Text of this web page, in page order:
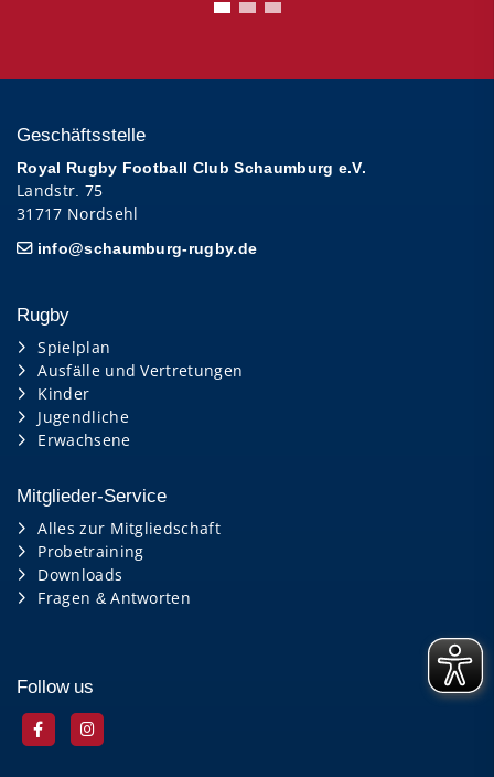
Geschäftsstelle
Royal Rugby Football Club Schaumburg e.V.
Landstr. 75
31717 Nordsehl
info@schaumburg-rugby.de
Rugby
Spielplan
Ausfälle und Vertretungen
Kinder
Jugendliche
Erwachsene
Mitglieder-Service
Alles zur Mitgliedschaft
Probetraining
Downloads
Fragen & Antworten
Follow us